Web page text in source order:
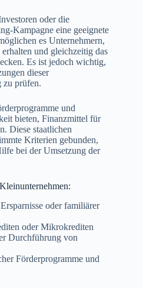
oder die
Kampagne eine geeignete
es Unternehmern,
und gleichzeitig das
Es ist jedoch wichtig,
dieser
zu prüfen.
und
bieten, Finanzmittel für
Diese staatlichen
Kriterien gebunden,
bei der Umsetzung der
oder familiärer
oder Mikrokrediten
Durchführung von
Förderprogramme und